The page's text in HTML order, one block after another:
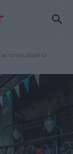
τα νέα μέτρα! Οι